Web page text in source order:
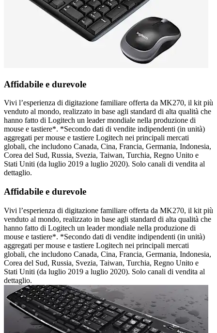
Affidabile e durevole
Vivi l’esperienza di digitazione familiare offerta da MK270, il kit più
venduto al mondo, realizzato in base agli standard di alta qualità che
hanno fatto di Logitech un leader mondiale nella produzione di
mouse e tastiere*. *Secondo dati di vendite indipendenti (in unità)
aggregati per mouse e tastiere Logitech nei principali mercati
globali, che includono Canada, Cina, Francia, Germania, Indonesia,
Corea del Sud, Russia, Svezia, Taiwan, Turchia, Regno Unito e
Stati Uniti (da luglio 2019 a luglio 2020). Solo canali di vendita al
dettaglio.
Affidabile e durevole
Vivi l’esperienza di digitazione familiare offerta da MK270, il kit più
venduto al mondo, realizzato in base agli standard di alta qualità che
hanno fatto di Logitech un leader mondiale nella produzione di
mouse e tastiere*. *Secondo dati di vendite indipendenti (in unità)
aggregati per mouse e tastiere Logitech nei principali mercati
globali, che includono Canada, Cina, Francia, Germania, Indonesia,
Corea del Sud, Russia, Svezia, Taiwan, Turchia, Regno Unito e
Stati Uniti (da luglio 2019 a luglio 2020). Solo canali di vendita al
dettaglio.